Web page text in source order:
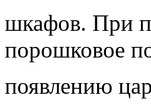
шкафов. При
порошковое
появлению